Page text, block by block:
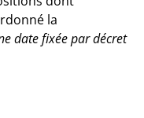
la
date fixée par décret